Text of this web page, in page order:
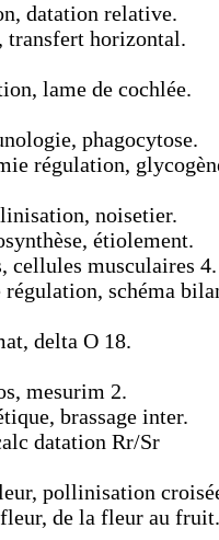
datation relative.
transfert horizontal.
lame de cochlée.
phagocytose.
régulation,
noisetier.
étiolement.
cellules musculaires 4.
schéma
delta O 18.
mesurim 2.
brassage inter.
datation Rr/Sr
pollinisation
de la fleur au fruit.